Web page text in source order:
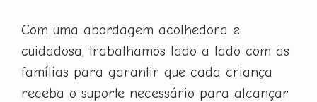
Com uma abordagem acolhedora e
cuidadosa, trabalhamos lado a lado com as
famílias para garantir que cada criança
receba o suporte necessário para alcançar